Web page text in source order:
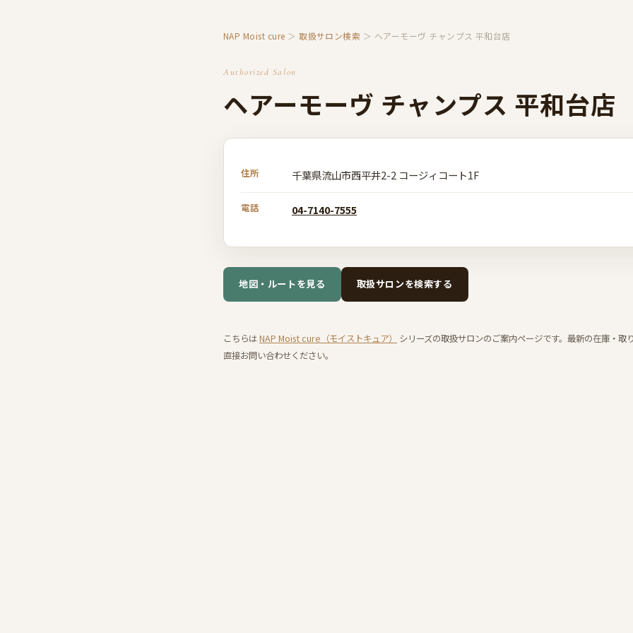
NAP Moist cure ＞取扱サロン検索 ＞ ヘアーモーヴ チャンプス 平和台店
Authorized Salon
ヘアーモーヴ チャンプス 平和台店
住所 千葉県流山市西平井2-2 コージィコート1F
電話 04-7140-7555
地図・ルートを見る 取扱サロンを検索する
こちらはNAP Moist cure（モイストキュア）
シリーズの取扱サロンのご案内ページです。最新の在庫・取
直接お問い合わせください。